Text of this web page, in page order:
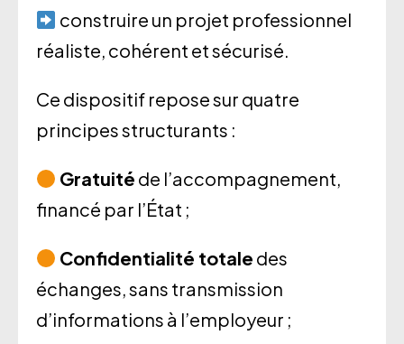
construire un projet professionnel
réaliste, cohérent et sécurisé.
Ce dispositif repose sur quatre
principes structurants :
Gratuité de l’accompagnement,
financé par l’État ;
Confidentialité totale des
échanges, sans transmission
d’informations à l’employeur ;